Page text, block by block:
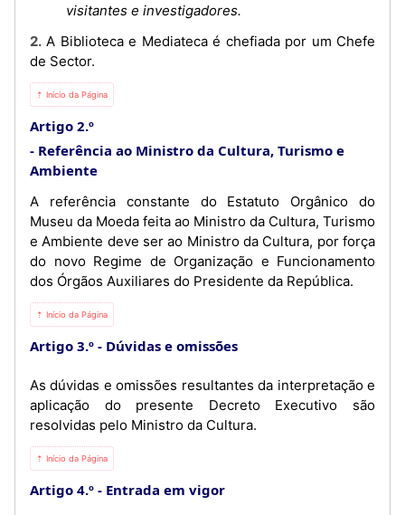
visitantes e investigadores.
2. A Biblioteca e Mediateca é chefiada por um Chefe
de Sector.
⇡ Início da Página
Artigo 2.º
Referência ao Ministro da Cultura, Turismo e
Ambiente
A referência constante do Estatuto Orgânico do
Museu da Moeda feita ao Ministro da Cultura, Turismo
e Ambiente deve ser ao Ministro da Cultura, por força
do novo Regime de Organização e Funcionamento
dos Órgãos Auxiliares do Presidente da República.
⇡ Início da Página
Artigo 3.º Dúvidas e omissões
As dúvidas e omissões resultantes da interpretação e
aplicação do presente Decreto Executivo são
resolvidas pelo Ministro da Cultura.
⇡ Início da Página
Artigo 4.º Entrada em vigor